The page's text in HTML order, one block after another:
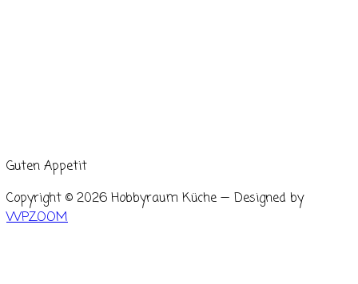
Guten Appetit
Copyright © 2026 Hobbyraum Küche — Designed by
WPZOOM